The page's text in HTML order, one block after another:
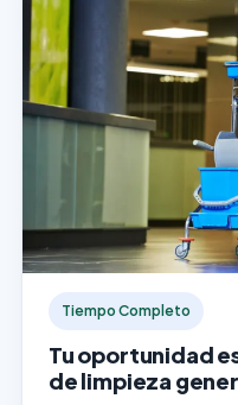
Tiempo Completo
Tu oportunidad
de limpieza